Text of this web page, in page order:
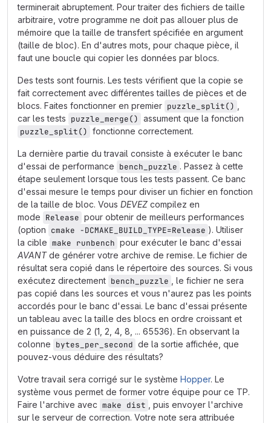
terminerait abruptement. Pour traiter des fichiers de taille
arbitraire, votre programme ne doit pas allouer plus de
mémoire que la taille de transfert spécifiée en argument
(taille de bloc). En d'autres mots, pour chaque pièce, il
faut une boucle qui copier les données par blocs.
Des tests sont fournis. Les tests vérifient que la copie se
fait correctement avec différentes tailles de pièces et de
blocs. Faites fonctionner en premier puzzle_split()
car les tests puzzle_merge() assument que la fonction
puzzle_split() fonctionne correctement.
La dernière partie du travail consiste à exécuter le banc
d'essai de performance bench_puzzle . Passez à cette
étape seulement lorsque tous les tests passent. Ce banc
d'essai mesure le temps pour diviser un fichier en fonction
de la taille de bloc. Vous DEVEZ compilez en
mode Release pour obtenir de meilleurs performances
(option cmake -DCMAKE_BUILD_TYPE=Release ). Utiliser
la cible make runbench pour exécuter le banc d'essai
AVANTde générer votre archive de remise. Le fichier de
résultat sera copié dans le répertoire des sources. Si vous
exécutez directement bench_puzzle
, le fichier ne sera
pas copié dans les sources et vous n'aurez pas les points
accordés pour le banc d'essai. Le banc d'essai présente
un tableau avec la taille des blocs en ordre croissant et
en puissance de 2 (1, 2, 4, 8, ... 65536). En observant la
colonne bytes_per_second de la sortie affichée, que
pouvez-vous déduire des résultats?
Votre travail sera corrigé sur le système Hopper. Le
système vous permet de former votre équipe pour ce TP.
Faire l'archive avec make dist
, puis envoyer l'archive
sur le serveur de correction. Votre note sera attribuée